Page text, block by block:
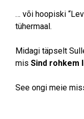
… või hoopiski
tühermaal.
Midagi täpselt
mis Sind rohkem
See ongi meie